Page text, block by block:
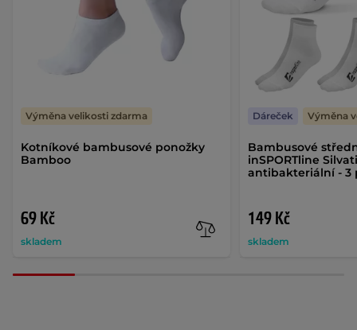
Kotníkové bambusové ponožky
Bamboo
69 Kč
skladem
Výměna velikosti zdarma
Bambusové
inSPORTline
antibakteriální - 3
149 Kč
skladem
Dáreček Výměna